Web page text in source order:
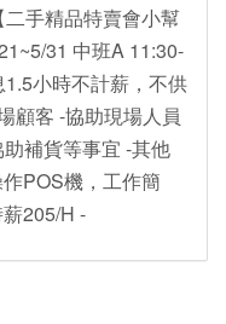
手精品特賣會小幫
31 中班A 11:30-
小時不計薪，不供
顧客 -協助現場人員
補貨等事宜 -其他
POS機，工作簡
205/H -